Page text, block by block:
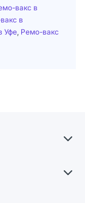
вакс в
в
Уфе Ремо-вакс